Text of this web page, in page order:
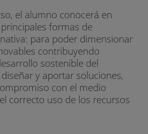
el alumno conocerá en
formas de
para poder dimensionar
contribuyendo
sostenible del
y aportar soluciones,
con el medio
correcto uso de los recursos